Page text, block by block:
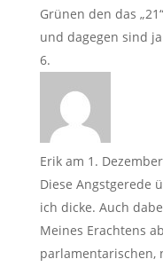
Grünen den das
und dagegen sind
Erik am 1.
Diese Angstgerede
ich dicke. Auch
Meines Erachtens
parlamentarischen,